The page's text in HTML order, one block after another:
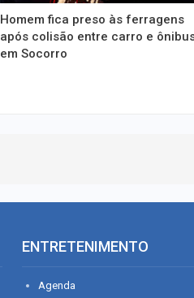
Homem fica preso às ferragens
após colisão entre carro e
em Socorro
ENTRETENIMENTO
Agenda